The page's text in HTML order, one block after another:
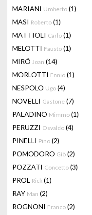
MARIANI Umberto (1)
MASI Roberto (1)
MATTIOLI Carlo (1)
MELOTTI Fausto (1)
MIRÓ Joan (14)
MORLOTTI Ennio (1)
NESPOLO Ugo (4)
NOVELLI Gastone (7)
PALADINO Mimmo (1)
PERUZZI Osvaldo (4)
PINELLI Pino (2)
POMODORO Giò (2)
POZZATI Concetto (3)
PROL Rick (1)
RAY Man (2)
ROGNONI Franco (2)